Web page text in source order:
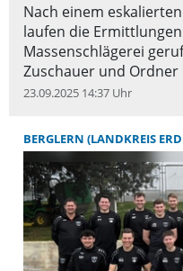
Nach einem
laufen die
Massenschlägerei
Zuschauer und
23.09.2025 14:37 Uhr
BERGLERN (LANDKREIS